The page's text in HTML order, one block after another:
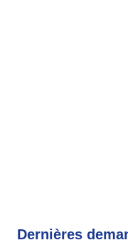
Dernières